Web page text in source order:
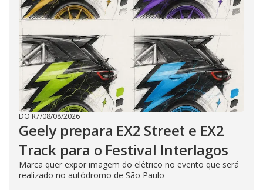
DO R7/08/08/2026
Geely prepara EX2 Street e EX2
Track para o Festival Interlagos
Marca quer expor imagem do elétrico no evento que será
realizado no autódromo de São Paulo